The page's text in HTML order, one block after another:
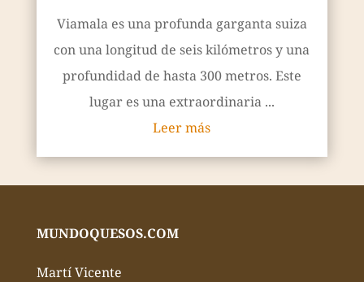
Viamala es una profunda garganta suiza
con una longitud de seis kilómetros y una
profundidad de hasta 300 metros. Este
lugar es una extraordinaria ...
Leer más
MUNDOQUESOS.COM
Martí Vicente